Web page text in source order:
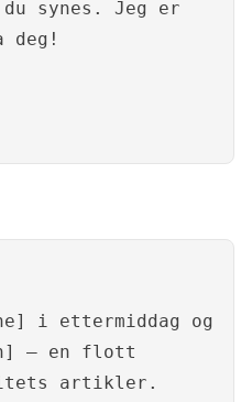
du synes. Jeg er
deg!
i ettermiddag og
– en flott
artikler.